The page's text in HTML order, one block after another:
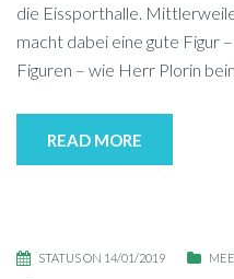
die Eis­sport­hal­le.
macht da­bei eine gute Fi­gur
Fi­gu­ren – wie Herr Plo­rin
READ MORE
STATUS ON 14/01/2019